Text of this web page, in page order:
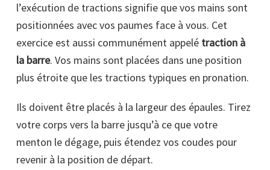
l’exécution de tractions signifie que vos mains sont
positionnées avec vos paumes face à vous. Cet
exercice est aussi communément appelé traction à
la barre. Vos mains sont placées dans une position
plus étroite que les tractions typiques en pronation.
Ils doivent être placés à la largeur des épaules. Tirez
votre corps vers la barre jusqu’à ce que votre
menton le dégage, puis étendez vos coudes pour
revenir à la position de départ.